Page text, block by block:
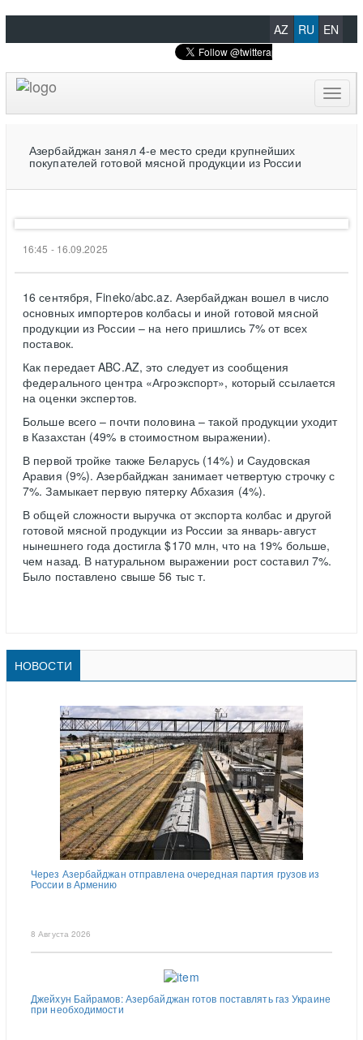
AZ RU EN
Азербайджан занял 4-е место среди крупнейших
покупателей готовой мясной продукции из России
16:45 - 16.09.2025
16 сентября, Fineko/abc.az. Азербайджан вошел в число
основных импортеров колбасы и иной готовой мясной
продукции из России – на него пришлись 7% от всех
поставок.
Как передает ABC.AZ, это следует из сообщения
федерального центра «Агроэкспорт», который ссылается
на оценки экспертов.
Больше всего – почти половина – такой продукции уходит
в Казахстан (49% в стоимостном выражении).
В первой тройке также Беларусь (14%) и Саудовская
Аравия (9%). Азербайджан занимает четвертую строчку с
7%. Замыкает первую пятерку Абхазия (4%).
В общей сложности выручка от экспорта колбас и другой
готовой мясной продукции из России за январь-август
нынешнего года достигла $170 млн, что на 19% больше,
чем назад. В натуральном выражении рост составил 7%.
Было поставлено свыше 56 тыс т.
НОВОСТИ
Через Азербайджан отправлена очередная партия грузов из
России в Армению
8 Августа 2026
Джейхун Байрамов: Азербайджан готов поставлять газ Украине
при необходимости